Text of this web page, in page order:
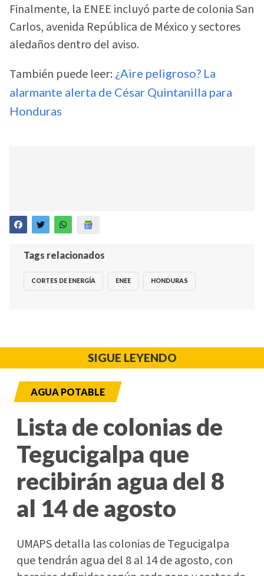
Finalmente, la ENEE incluyó parte de colonia San
Carlos, avenida República de México y sectores
aledaños dentro del aviso.
También puede leer: ¿Aire peligroso? La
alarmante alerta de César Quintanilla para
Honduras
Tags relacionados
CORTES DE ENERGÍA ENEE HONDURAS
SIGUE LEYENDO
AGUA POTABLE
Lista de colonias de
Tegucigalpa que
recibirán agua del 8
al 14 de agosto
UMAPS detalla las colonias de Tegucigalpa
que tendrán agua del 8 al 14 de agosto, con